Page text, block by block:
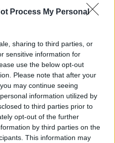
Process My Personal
sharing to third parties, or
sensitive information for
use the below opt-out
Please note that after your
may continue seeing
information utilized by
to third parties prior to
opt-out of the further
by third parties on the
This information may
lastutrymme, säkerhet.
ARTIKLAR OM